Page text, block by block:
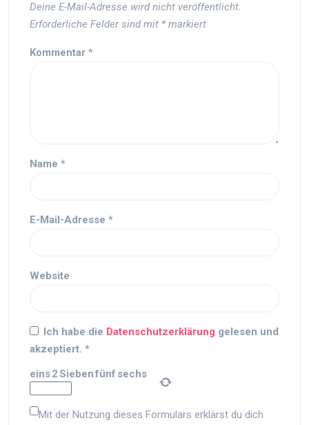
Deine E-Mail-Adresse wird nicht veröffentlicht.
Erforderliche Felder sind mit *markiert
Kommentar *
Name *
E-Mail-Adresse *
Website
Ich habe die Datenschutzerklärung gelesen und
akzeptiert. *
eins2Siebenfünf sechs
Mit der Nutzung dieses Formulars erklärst du dich